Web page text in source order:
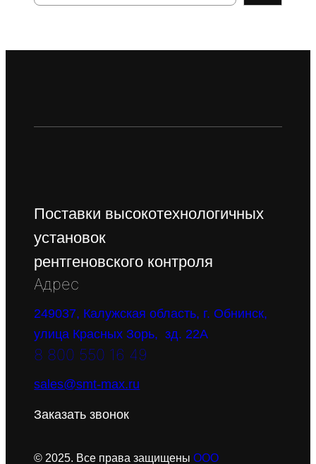
Поставки высокотехнологичных
установок
рентгеновского контроля
Адрес
249037, Калужская область, г. Обнинск,
улица Красных Зорь, зд. 22А
8 800 550 16 49
sales@smt-max.ru
Заказать звонок
© 2025. Все права защищеныООО